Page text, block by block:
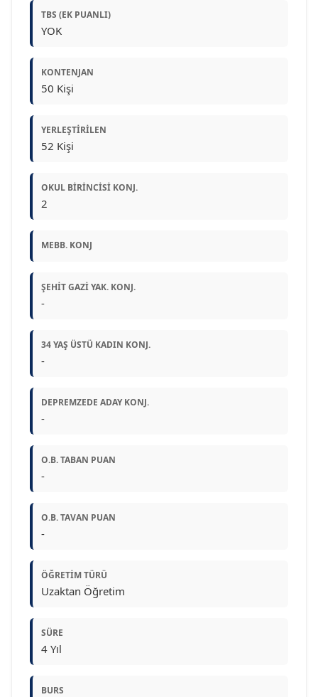
TBS (EK PUANLI)
YOK
KONTENJAN
50 Kişi
YERLEŞTIRILEN
52 Kişi
OKUL BIRINCISI KONJ.
2
MEBB. KONJ
ŞEHIT GAZI YAK. KONJ.
-
34 YAŞ ÜSTÜ KADIN KONJ.
-
DEPREMZEDE ADAY KONJ.
-
O.B. TABAN PUAN
-
O.B. TAVAN PUAN
-
ÖĞRETIM TÜRÜ
Uzaktan Öğretim
SÜRE
4 Yıl
BURS